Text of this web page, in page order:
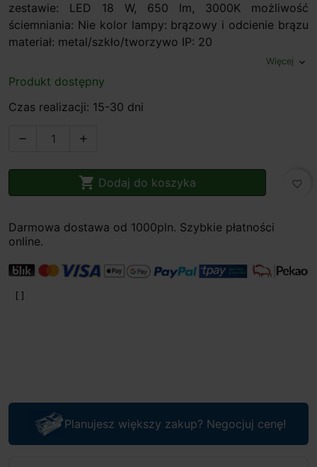
zestawie: LED 18 W, 650 lm, 3000K możliwość
ściemniania: Nie kolor lampy: brązowy i odcienie brązu
materiał: metal/szkło/tworzywo IP: 20
Więcej expand_more
Produkt dostępny
Czas realizacji: 15-30 dni
 
 Dodaj do koszyka favorite_border
Darmowa dostawa od 1000pln. Szybkie płatności
online.
Planujesz większy zakup? Negocjuj cenę!